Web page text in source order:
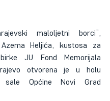
maloljetni borci”,
Heljića, kustosa za
JU Fond Memorijala
otvorena je u holu
sale Općine Novi Grad